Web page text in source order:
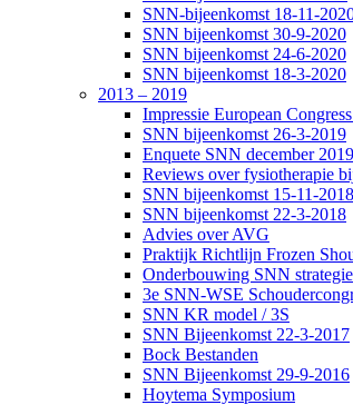
SNN-bijeenkomst 18-11-
SNN bijeenkomst 30-9-2020
SNN bijeenkomst 24-6-2020
SNN bijeenkomst 18-3-2020
2013 – 2019
Impressie European
SNN bijeenkomst 26-3-2019
Enquete SNN december 2019
Reviews over fysiotherapie
SNN bijeenkomst 15-11-2018
SNN bijeenkomst 22-3-2018
Advies over AVG
Praktijk Richtlijn Frozen
Onderbouwing SNN strategie
3e SNN-WSE
SNN KR model / 3S
SNN Bijeenkomst 22-3-2017
Bock Bestanden
SNN Bijeenkomst 29-9-2016
Hoytema Symposium